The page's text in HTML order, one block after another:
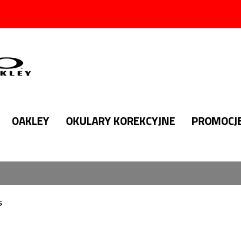
OAKLEY OKULARY KOREKCYJNE